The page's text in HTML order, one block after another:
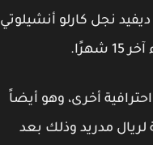
إن ديفيد نجل كارلو أنشيلوتي
أخرى، وهو أيضاً
لريال مدريد وذلك بعد